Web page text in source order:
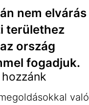
nem elvárás
területhez
ország
fogadjuk.
való